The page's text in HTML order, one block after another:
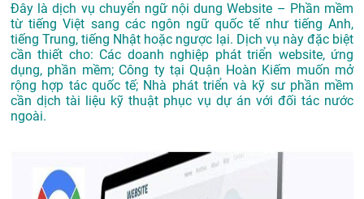
Đây là dịch vụ chuyển ngữ nội dung Website – Phần mềm
từ tiếng Việt sang các ngôn ngữ quốc tế như tiếng Anh,
tiếng Trung, tiếng Nhật hoặc ngược lại. Dịch vụ này đặc biệt
cần thiết cho: Các doanh nghiệp phát triển website, ứng
dụng, phần mềm; Công ty tại Quận Hoàn Kiếm muốn mở
rộng hợp tác quốc tế; Nhà phát triển và kỹ sư phần mềm
cần dịch tài liệu kỹ thuật phục vụ dự án với đối tác nước
ngoài.